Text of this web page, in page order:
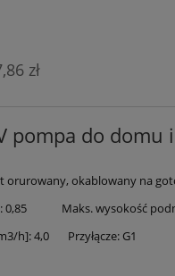
zł
pompa do domu
orurowany, okablowany na
0,85 Maks. wysokość
h]: 4,0 Przyłącze: G1